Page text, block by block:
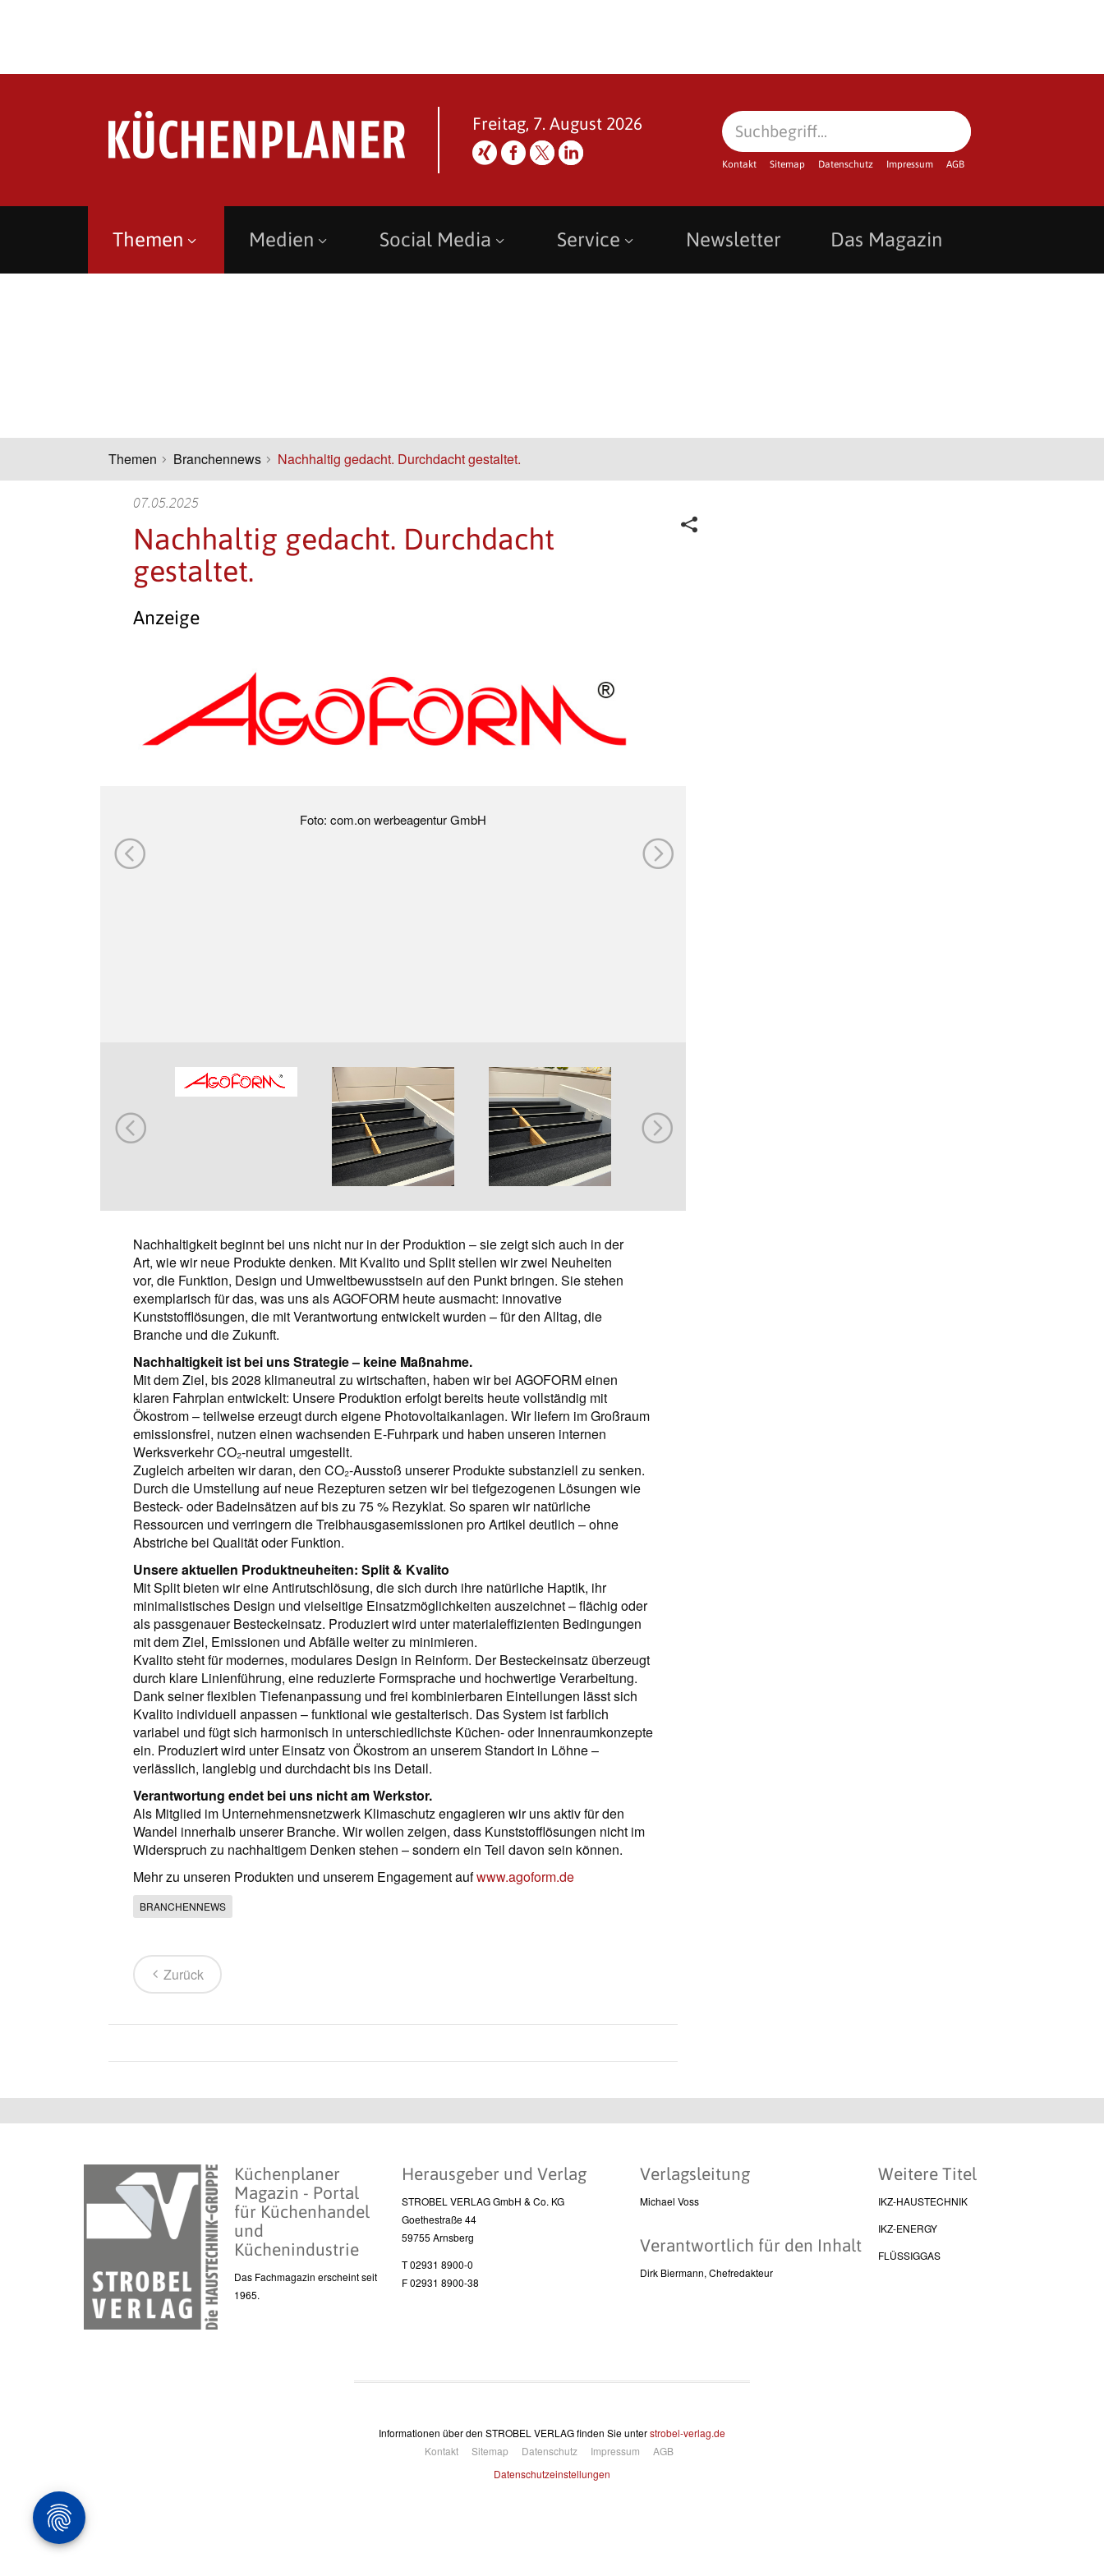
Freitag, 7. August 2026
Kontakt Sitemap Datenschutz Impressum AGB
Themen Medien Social Media Service Newsletter Das Magazin
Themen Branchennews Nachhaltig gedacht. Durchdacht gestaltet.
07.05.2025
Nachhaltig gedacht. Durchdacht
gestaltet.
Anzeige
Foto: com.on werbeagentur GmbH
Nachhaltigkeit beginnt bei uns nicht nur in der Produktion – sie zeigt sich auch in der
Art, wie wir neue Produkte denken. Mit Kvalito und Split stellen wir zwei Neuheiten
vor, die Funktion, Design und Umweltbewusstsein auf den Punkt bringen. Sie stehen
exemplarisch für das, was uns als AGOFORM heute ausmacht: innovative
Kunststofflösungen, die mit Verantwortung entwickelt wurden – für den Alltag, die
Branche und die Zukunft.
Nachhaltigkeit ist bei uns Strategie – keine Maßnahme.
Mit dem Ziel, bis 2028 klimaneutral zu wirtschaften, haben wir bei AGOFORM einen
klaren Fahrplan entwickelt: Unsere Produktion erfolgt bereits heute vollständig mit
Ökostrom – teilweise erzeugt durch eigene Photovoltaikanlagen. Wir liefern im Großraum
emissionsfrei, nutzen einen wachsenden E-Fuhrpark und haben unseren internen
Werksverkehr CO₂-neutral umgestellt.
Zugleich arbeiten wir daran, den CO₂-Ausstoß unserer Produkte substanziell zu senken.
Durch die Umstellung auf neue Rezepturen setzen wir bei tiefgezogenen Lösungen wie
Besteck- oder Badeinsätzen auf bis zu 75 % Rezyklat. So sparen wir natürliche
Ressourcen und verringern die Treibhausgasemissionen pro Artikel deutlich – ohne
Abstriche bei Qualität oder Funktion.
Unsere aktuellen Produktneuheiten: Split & Kvalito
Mit Split bieten wir eine Antirutschlösung, die sich durch ihre natürliche Haptik, ihr
minimalistisches Design und vielseitige Einsatzmöglichkeiten auszeichnet – flächig oder
als passgenauer Besteckeinsatz. Produziert wird unter materialeffizienten Bedingungen
mit dem Ziel, Emissionen und Abfälle weiter zu minimieren.
Kvalito steht für modernes, modulares Design in Reinform. Der Besteckeinsatz überzeugt
durch klare Linienführung, eine reduzierte Formsprache und hochwertige Verarbeitung.
Dank seiner flexiblen Tiefenanpassung und frei kombinierbaren Einteilungen lässt sich
Kvalito individuell anpassen – funktional wie gestalterisch. Das System ist farblich
variabel und fügt sich harmonisch in unterschiedlichste Küchen- oder Innenraumkonzepte
ein. Produziert wird unter Einsatz von Ökostrom an unserem Standort in Löhne –
verlässlich, langlebig und durchdacht bis ins Detail.
Verantwortung endet bei uns nicht am Werkstor.
Als Mitglied im Unternehmensnetzwerk Klimaschutz engagieren wir uns aktiv für den
Wandel innerhalb unserer Branche. Wir wollen zeigen, dass Kunststofflösungen nicht im
Widerspruch zu nachhaltigem Denken stehen – sondern ein Teil davon sein können.
Mehr zu unseren Produkten und unserem Engagement aufwww.agoform.de
BRANCHENNEWS
Zurück
Küchenplaner
Magazin - Portal
für Küchenhandel
und
Küchenindustrie
Das Fachmagazin erscheint seit
1965.
Herausgeber und Verlag
STROBEL VERLAG GmbH & Co. KG
Goethestraße 44
59755 Arnsberg
T 02931 8900-0
F 02931 8900-38
Verlagsleitung
Michael Voss
Verantwortlich für den Inhalt
Dirk Biermann, Chefredakteur
Weitere Titel
IKZ-HAUSTECHNIK
IKZ-ENERGY
FLÜSSIGGAS
Informationen über den STROBEL VERLAG finden Sie unterstrobel-verlag.de
Kontakt
Sitemap Datenschutz Impressum
AGB
Datenschutzeinstellungen